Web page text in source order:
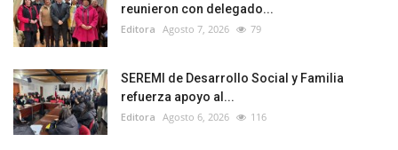
reunieron con delegado...
Editora Agosto 7, 2026 79
SEREMI de Desarrollo Social y Familia
refuerza apoyo al...
Editora Agosto 6, 2026 116